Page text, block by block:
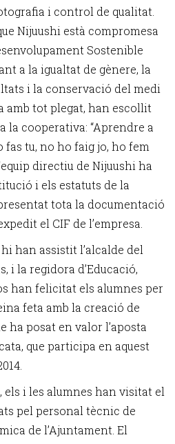
i control de qualitat.
Nijuushi està compromesa
Sostenible
a la igualtat de gènere, la
i la conservació del medi
amb tot plegat, han escollit
la cooperativa: “Aprendre a
fas tu, no ho faig jo, ho fem
directiu de Nijuushi ha
i els estatuts de la
tota la documentació
el CIF de l’empresa.
han assistit l’alcalde del
i la regidora d’Educació,
han felicitat els alumnes per
feta amb la creació de
ha posat en valor l’aposta
que participa en aquest
els i les alumnes han visitat el
pel personal tècnic de
de l’Ajuntament. El